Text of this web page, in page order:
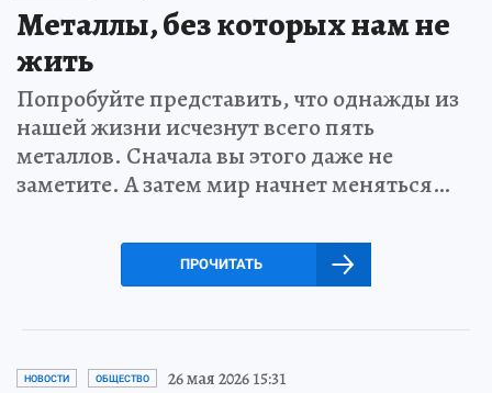
Металлы, без которых нам не
жить
Попробуйте представить, что однажды из
нашей жизни исчезнут всего пять
металлов. Сначала вы этого даже не
заметите. А затем мир начнет меняться…
ПРОЧИТАТЬ
НОВОСТИ ОБЩЕСТВО 26 мая 2026 15:31